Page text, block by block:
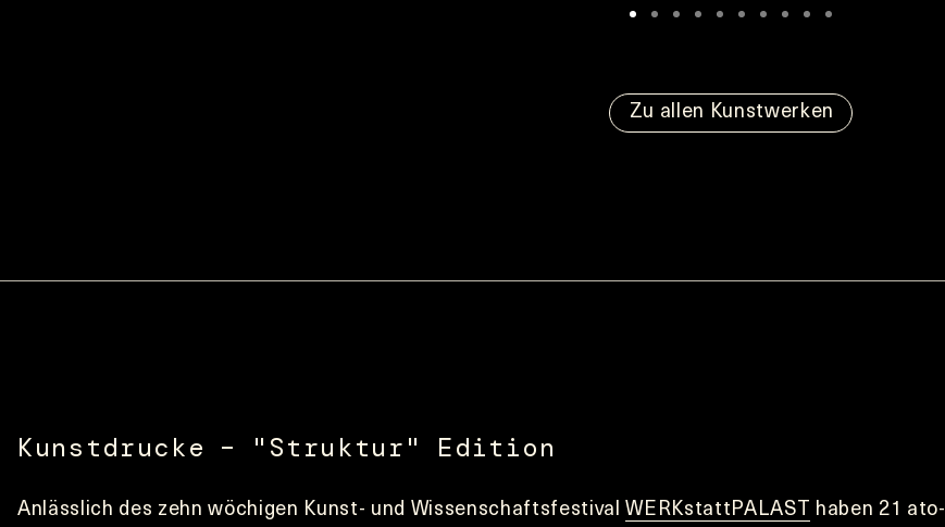
Zu allen Kunstwerken
Kunstdrucke – "Struktur" Edition
Anlässlich des zehn wöchigen Kunst- und Wissenschaftsfestival WERKstattPALAST
haben 21 ato-